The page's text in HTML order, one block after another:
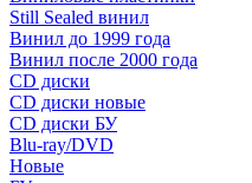
Still Sealed винил
Винил до 1999 года
Винил после 2000 года
CD диски
CD диски новые
CD диски БУ
Blu-ray/DVD
Новые